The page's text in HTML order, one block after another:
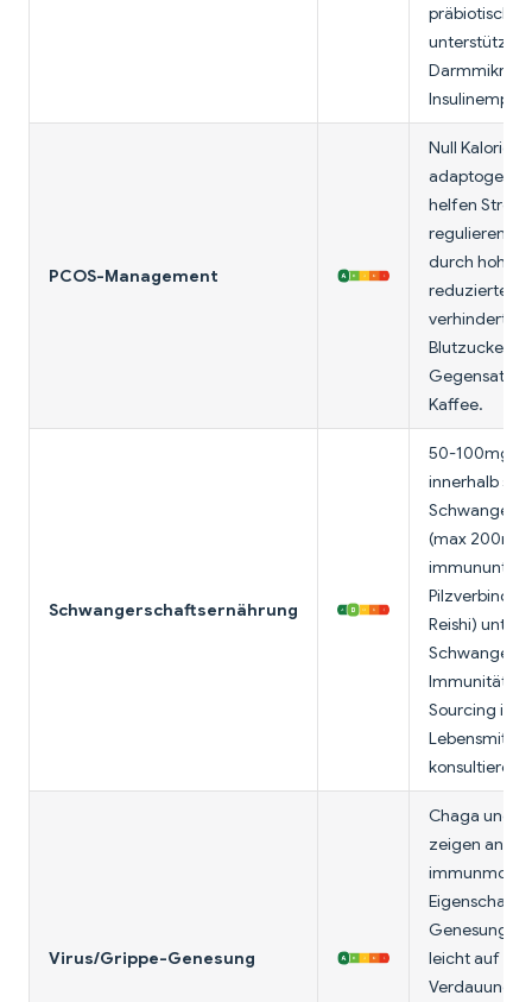
präbiotische
unterstützen
PCOS-Management
Null Kalorien,
adaptogene
helfen
regulieren
durch hohes
reduziertes
verhindert
Gegensatz
Kaffee.
Schwangerschaftsernährung
50-100mg
innerhalb
(max
Reishi)
Immunität;
Sourcing ist
konsultiere
Virus/Grippe-Genesung
Chaga und
zeigen
Genesung
leicht auf
Verdauung